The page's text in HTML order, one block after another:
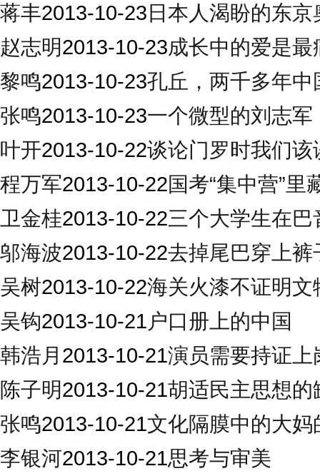
蒋丰2013-10-23日本人渴盼的东
赵志明2013-10-23成长中的爱是最
黎鸣2013-10-23孔丘，两千多年中
张鸣2013-10-23一个微型的刘志军
叶开2013-10-22谈论门罗时我们该
程万军2013-10-22国考“集中营”里
卫金桂2013-10-22三个大学生在
邬海波2013-10-22去掉尾巴穿上
吴树2013-10-22海关火漆不证明文
吴钩2013-10-21 户口册上的中国
韩浩月 2013-10-21演员需要持证上
陈子明2013-10-21胡适民主思想的
张鸣2013-10-21文化隔膜中的大妈
李银河2013-10-21思考与审美